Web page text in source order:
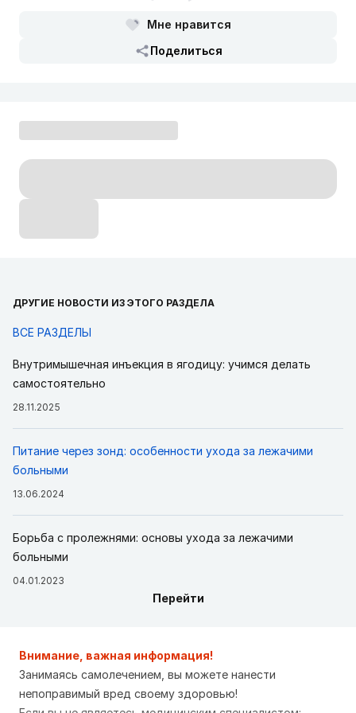
Третий этап (поздний) медицинской реабилитации.
Профиль "Травматология и ортопедия" (детская)
Мне нравится
Поделиться
ДРУГИЕ НОВОСТИ ИЗ ЭТОГО РАЗДЕЛА
ВСЕ РАЗДЕЛЫ
Внутримышечная инъекция в ягодицу: учимся делать
самостоятельно
28.11.2025
Питание через зонд: особенности ухода за лежачими
больными
13.06.2024
Борьба с пролежнями: основы ухода за лежачими
больными
04.01.2023
Перейти
Внимание, важная информация!
Занимаясь самолечением, вы можете нанести
непоправимый вред своему здоровью!